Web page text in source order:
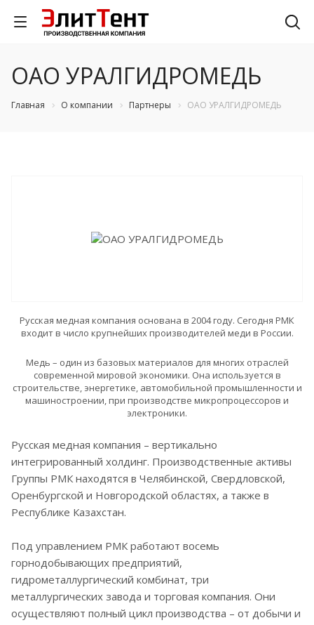
ОАО УРАЛГИДРОМЕДЬ
Главная О компании Партнеры ОАО УРАЛГИДРОМЕДЬ
Русская медная компания основана в 2004 году. Сегодня РМК
входит в число крупнейших производителей меди в России.
Медь – один из базовых материалов для многих отраслей
современной мировой экономики. Она используется в
строительстве, энергетике, автомобильной промышленности и
машиностроении, при производстве микропроцессоров и
электроники.
Русская медная компания – вертикально
интегрированный холдинг. Производственные активы
Группы РМК находятся в Челябинской, Свердловской,
Оренбургской и Новгородской областях, а также в
Республике Казахстан.
Под управлением РМК работают восемь
горнодобывающих предприятий,
гидрометаллургический комбинат, три
металлургических завода и торговая компания. Они
осуществляют полный цикл производства – от добычи и